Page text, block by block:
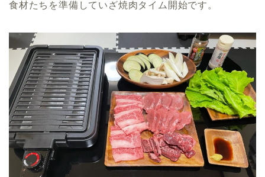
食材たちを準備していざ焼肉タイム開始です。